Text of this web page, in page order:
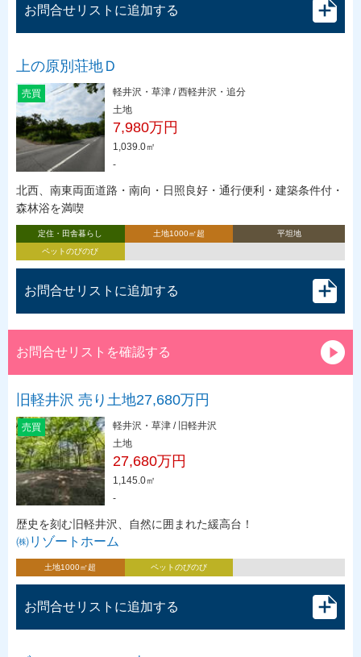
お問合せリストに追加する
上の原別荘地Ｄ
売買
軽井沢・草津 / 西軽井沢・追分
土地
7,980万円
1,039.0㎡
-
北西、南東両面道路・南向・日照良好・通行便利・建築条件付・
森林浴を満喫
定住・田舎暮らし 土地1000㎡超
平坦地
ペットのびのび
お問合せリストに追加する
お問合せリストを確認する
旧軽井沢 売り土地27,680万円
売買
軽井沢・草津 / 旧軽井沢
土地
27,680万円
1,145.0㎡
-
歴史を刻む旧軽井沢、自然に囲まれた緩高台！
㈱リゾートホーム
土地1000㎡超 ペットのびのび
お問合せリストに追加する